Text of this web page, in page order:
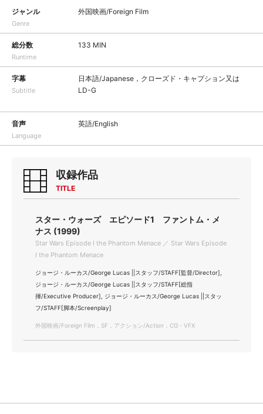
ジャンル
Genre
外国映画/Foreign Film
総分数
Runtime
133 MIN
字幕
Subtitle
日本語/Japanese，クローズド・キャプション又は
LD-G
音声
Language
英語/English
収録作品
TITLE
スター・ウォーズ エピソード1 ファントム・メ
ナス (1999)
Star Wars Episode Ⅰ the Phantom Menace ／ Star Wars Episode
Ⅰ the Phantom Menace
ジョージ・ルーカス/George Lucas ||スタッフ/STAFF[監督/Director],
ジョージ・ルーカス/George Lucas ||スタッフ/STAFF[総指
揮/Executive Producer], ジョージ・ルーカス/George Lucas ||スタッ
フ/STAFF[脚本/Screenplay]
外国映画/Foreign Film，SF，アクション/Action，CG・VFX